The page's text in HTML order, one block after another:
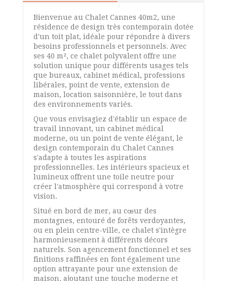
Bienvenue au Chalet Cannes 40m2, une
résidence de design très contemporain dotée
d'un toit plat, idéale pour répondre à divers
besoins professionnels et personnels. Avec
ses 40 m², ce chalet polyvalent offre une
solution unique pour différents usages tels
que bureaux, cabinet médical, professions
libérales, point de vente, extension de
maison, location saisonnière, le tout dans
des environnements variés.
Que vous envisagiez d'établir un espace de
travail innovant, un cabinet médical
moderne, ou un point de vente élégant, le
design contemporain du Chalet Cannes
s'adapte à toutes les aspirations
professionnelles. Les intérieurs spacieux et
lumineux offrent une toile neutre pour
créer l'atmosphère qui correspond à votre
vision.
Situé en bord de mer, au cœur des
montagnes, entouré de forêts verdoyantes,
ou en plein centre-ville, ce chalet s'intègre
harmonieusement à différents décors
naturels. Son agencement fonctionnel et ses
finitions raffinées en font également une
option attrayante pour une extension de
maison, ajoutant une touche moderne et